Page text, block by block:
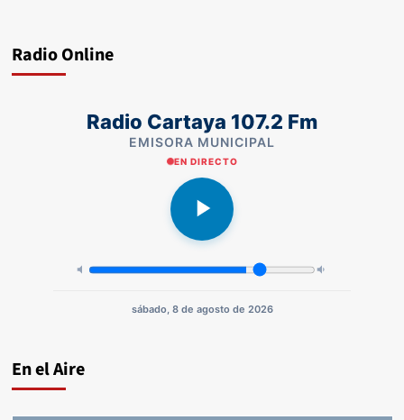
Radio Online
Radio Cartaya 107.2 Fm
EMISORA MUNICIPAL
EN DIRECTO
sábado, 8 de agosto de 2026
En el Aire